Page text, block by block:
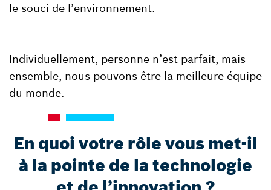
le souci de l’environnement.
Individuellement, personne n’est parfait, mais
ensemble, nous pouvons être la meilleure équipe
du monde.
En quoi votre rôle vous met-il
à la pointe de la technologie